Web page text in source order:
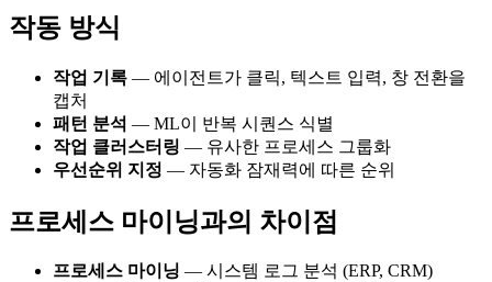
작동 방식
작업 기록 — 에이전트가 클릭, 텍스트 입력, 창 전환을
캡처
패턴 분석 — ML이 반복 시퀀스 식별
작업 클러스터링 — 유사한 프로세스 그룹화
우선순위 지정 — 자동화 잠재력에 따른 순위
프로세스 마이닝과의 차이점
프로세스 마이닝 — 시스템 로그 분석 (ERP, CRM)